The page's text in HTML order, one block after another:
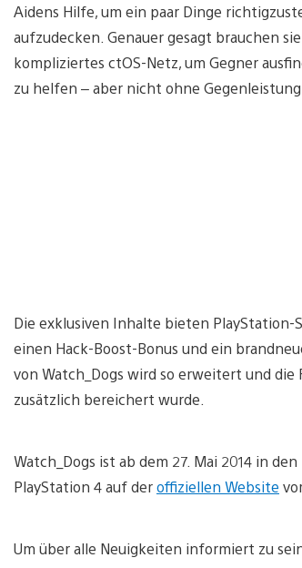
Aidens Hilfe, um ein paar Dinge
aufzudecken. Genauer gesagt brauchen
kompliziertes ctOS-Netz, um Gegner
zu helfen – aber nicht ohne Gegenleistung.
Die exklusiven Inhalte bieten PlayStation-
einen Hack-Boost-Bonus und ein
von Watch_Dogs wird so erweitert und
zusätzlich bereichert wurde.
Watch_Dogs ist ab dem 27. Mai 2014 in
PlayStation 4 auf deroffiziellen Website
Um über alle Neuigkeiten informiert zu